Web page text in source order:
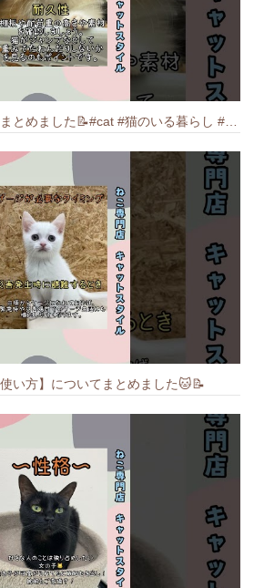
ゲージの選び方についてまとめました️📝#cat #猫のいる暮らし #ねこ #キャット #munchkin
い方】についてまとめました️🐱📝